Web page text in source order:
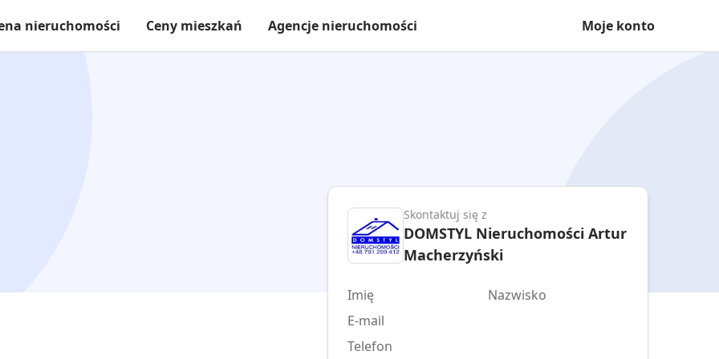
nieruchomości Ceny mieszkań Agencje nieruchomości Moje konto
Skontaktuj się z
DOMSTYL Nieruchomości Artur
Macherzyński